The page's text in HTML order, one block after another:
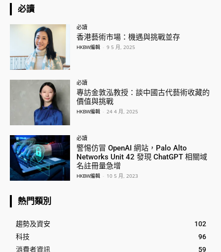
必讀
必讀
香港藝術市場：機遇與挑戰並存
HKBW編輯 - 9 5 月, 2025
必讀
專訪金敦泓教授：談中國古代藝術收藏的
價值與挑戰
HKBW編輯 - 24 4 月, 2025
必讀
警惕仿冒 OpenAI 網站，Palo Alto
Networks Unit 42 發現 ChatGPT 相關域
名註冊量急增
HKBW編輯 - 10 5 月, 2023
熱門類別
趨勢及資安
102
科技
96
消費者資訊
59